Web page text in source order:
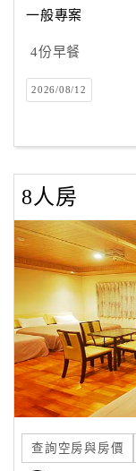
訂
房
Q&A
卡
訂
房
請
款
收
據
合
作
提
一般專案
4份早餐
2026/08/12
8人房
查詢空房與房價